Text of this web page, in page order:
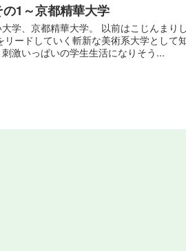
1～京都精華大学
学、京都精華大学。 以前はこじんまり
ードしていく斬新な美術系大学として
激いっぱいの学生生活になりそう...